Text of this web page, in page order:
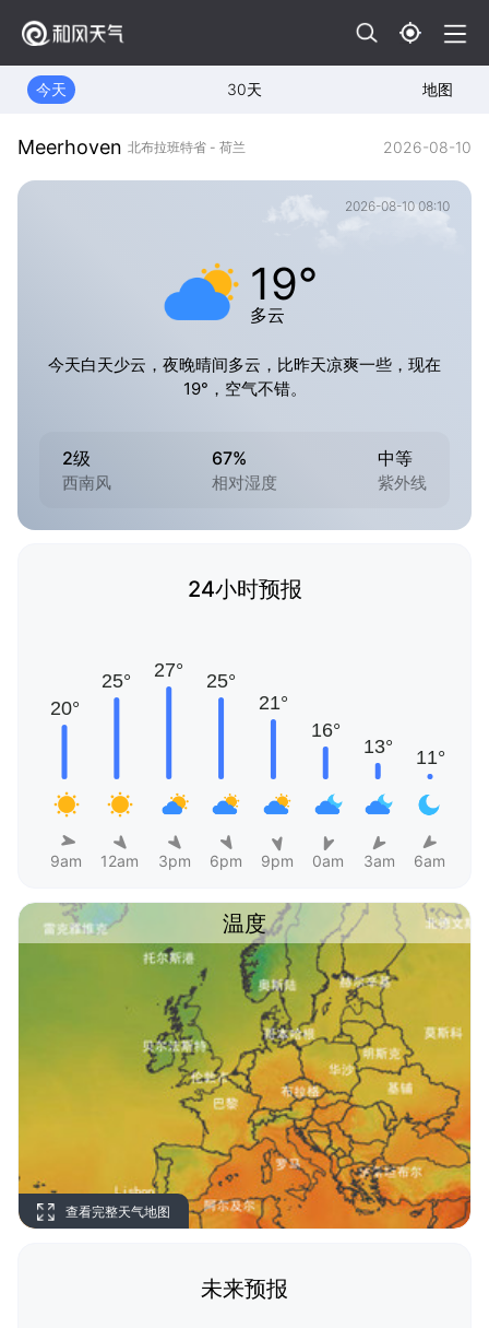
今天 30天 地图
Meerhoven 北布拉班特省 - 荷兰 2026-08-10
2026-08-10 08:10
19°
多云
今天白天少云，夜晚晴间多云，比昨天凉爽一些，现在
19°，空气不错。
2级
西南风
67%
相对湿度
中等
紫外线
24小时预报
9am 12am 3pm 6pm 9pm 0am 3am 6am
温度
查看完整天气地图
未来预报